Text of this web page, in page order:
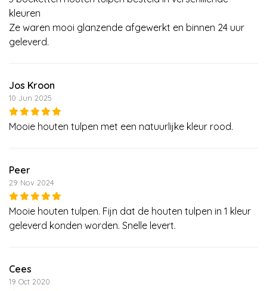
kleuren
Ze waren mooi glanzende afgewerkt en binnen 24 uur
geleverd.
Jos Kroon
10 Jun 2025
Mooie houten tulpen met een natuurlijke kleur rood.
Peer
29 Nov 2024
Mooie houten tulpen. Fijn dat de houten tulpen in 1 kleur
geleverd konden worden. Snelle levert.
Cees
19 Oct 2020